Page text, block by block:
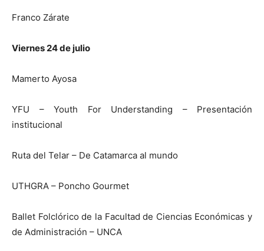
Franco Zárate
Viernes 24 de julio
Mamerto Ayosa
YFU – Youth For Understanding – Presentación
institucional
Ruta del Telar – De Catamarca al mundo
UTHGRA – Poncho Gourmet
Ballet Folclórico de la Facultad de Ciencias Económicas y
de Administración – UNCA